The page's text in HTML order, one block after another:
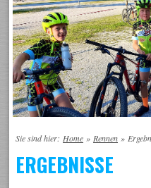
Sie sind hier: Home » Rennen »
ERGEBNISSE